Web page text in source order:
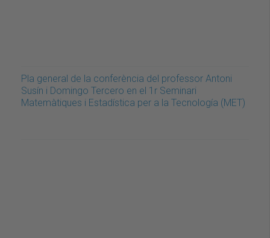
Pla general de la conferència del professor Antoni
Susín i Domingo Tercero en el 1r Seminari
Matemàtiques i Estadística per a la Tecnología (MET)